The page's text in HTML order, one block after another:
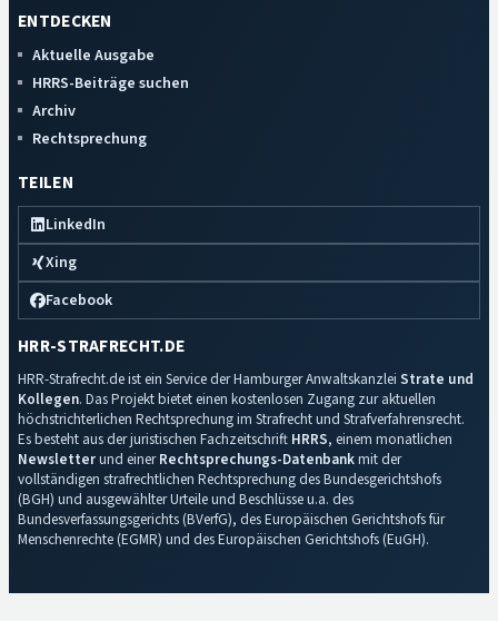
ENTDECKEN
Aktuelle Ausgabe
HRRS-Beiträge suchen
Archiv
Rechtsprechung
TEILEN
LinkedIn
Xing
Facebook
HRR-STRAFRECHT.DE
HRR-Strafrecht.de ist ein Service der Hamburger Anwaltskanzlei Strate und
Kollegen. Das Projekt bietet einen kostenlosen Zugang zur aktuellen
höchstrichterlichen Rechtsprechung im Strafrecht und Strafverfahrensrecht.
Es besteht aus der juristischen Fachzeitschrift HRRS, einem monatlichen
Newsletterund einerRechtsprechungs-Datenbankmit der
vollständigen strafrechtlichen Rechtsprechung des Bundesgerichtshofs
(BGH) und ausgewählter Urteile und Beschlüsse u.a. des
Bundesverfassungsgerichts (BVerfG), des Europäischen Gerichtshofs für
Menschenrechte (EGMR) und des Europäischen Gerichtshofs (EuGH).